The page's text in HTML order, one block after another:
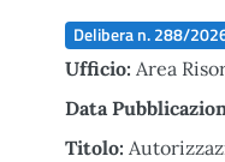
Delibera n. 288/
Ufficio: Area
Data
Titolo: